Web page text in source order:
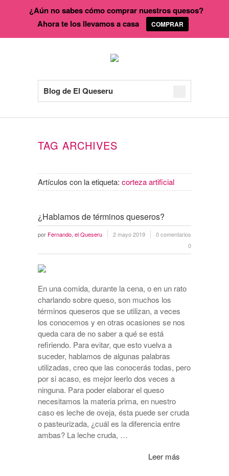
Blog de El Queseru
TAG ARCHIVES
Artículos con la etiqueta: corteza artificial
¿Hablamos de términos queseros?
por Fernando, el Queseru 2 mayo 2019
0 comentarios
0
En una comida, durante la cena, o en un rato
charlando sobre queso, son muchos los
términos queseros que se utilizan, a veces
los conocemos y en otras ocasiones se nos
queda cara de no saber a qué se está
refiriendo. Para evitar, que esto vuelva a
suceder, hablamos de algunas palabras
utilizadas, creo que las conocerás todas, pero
por si acaso, es mejor leerlo dos veces a
ninguna. Para poder elaborar el queso
necesitamos la materia prima, en nuestro
caso es leche de oveja, ésta puede ser cruda
o pasteurizada, ¿cuál es la diferencia entre
ambas? La leche cruda, …
Leer más
¿Aún no sabes cómo comprar nuestros quesos?
Ahora te los llevamos a casa
COMPRAR